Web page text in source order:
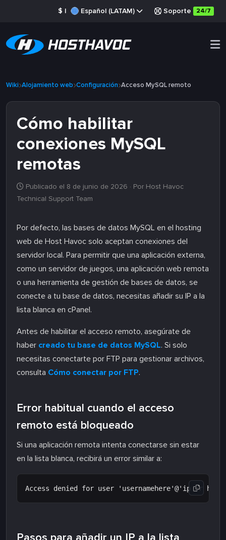
$ | Español (LATAM) Soporte 24/7
Wiki Alojamiento web Configuración Acceso MySQL remoto
Cómo habilitar
conexiones MySQL
remotas
Publicado el 8 de junio de 2026 · Por Host Havoc
Technical Support Team
Por defecto, las bases de datos MySQL en el hosting
web de Host Havoc solo aceptan conexiones del
servidor local. Para permitir que una aplicación externa,
como un servidor de juegos, una aplicación web remota
o una herramienta de gestión de bases de datos, se
conecte a tu base de datos, necesitas añadir su IP a la
lista blanca en cPanel.
Antes de habilitar el acceso remoto, asegúrate de
haber creado tu base de datos MySQL. Si solo
necesitas conectarte por FTP para gestionar archivos,
consulta Cómo conectar por FTP.
Error habitual cuando el acceso
remoto está bloqueado
Si una aplicación remota intenta conectarse sin estar
en la lista blanca, recibirá un error similar a: